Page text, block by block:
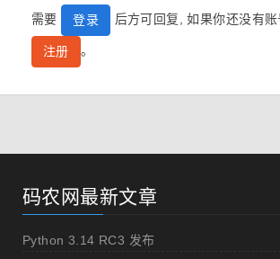
需要 登录 后方可回复, 如果你还没有
注册 。
码农网最新文章
Python 3.14 RC3 发布